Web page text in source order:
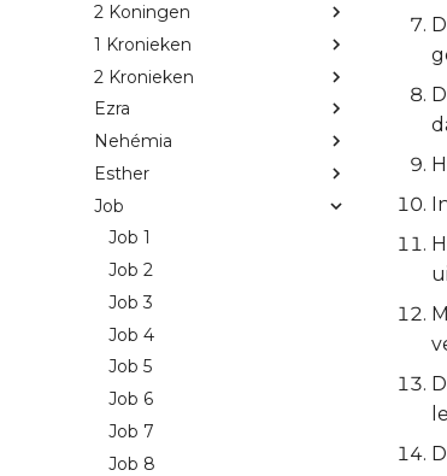
2 Koningen
1 Kronieken
2 Kronieken
Ezra
Nehémia
Esther
Job
Job 1
Job 2
Job 3
Job 4
Job 5
Job 6
Job 7
Job 8